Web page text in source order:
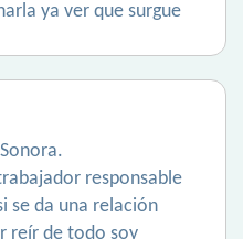
ya ver que surgue
responsable
se da una relación
reír de todo soy